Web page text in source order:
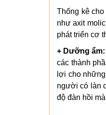
Thống kê
như axit
phát triển cơ
+ Dưỡng ẩm:
các thành
lợi cho
người có làn
độ đàn hồi